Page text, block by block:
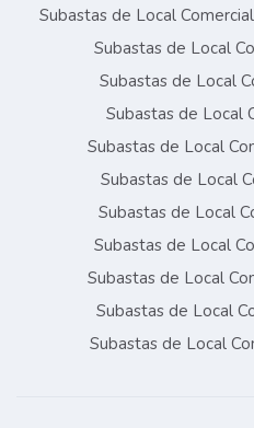
Subastas de Local
Subastas de Local
Subastas de Local
Subastas de Local
Subastas de Local
Subastas de Local
Subastas de Local
Subastas de Local
Subastas de Local
Subastas de Local
Subastas de Local